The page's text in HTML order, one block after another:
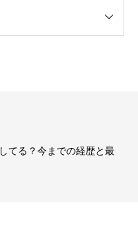
大物女優？弟はバレー選手？